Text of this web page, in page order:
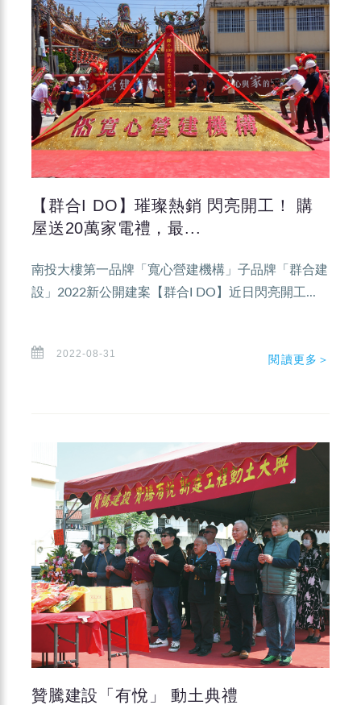
【群合I DO】璀璨熱銷 閃亮開工！ 購
屋送20萬家電禮，最...
南投大樓第一品牌「寬心營建機構」子品牌「群合建
設」2022新公開建案【群合I DO】近日閃亮開工...
2022-08-31 閱讀更多＞
贊騰建設「有悅」 動土典禮